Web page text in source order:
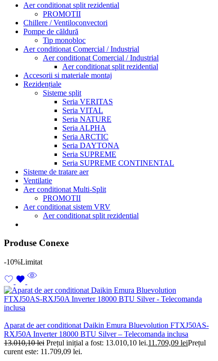
Aer conditionat split rezidential
PROMOTII
Chillere / Ventiloconvectori
Pompe de căldură
Tip monobloc
Aer conditionat Comercial / Industrial
Aer conditionat Comercial / Industrial
Aer conditionat split rezidential
Accesorii si materiale montaj
Rezidențiale
Sisteme split
Seria VERITAS
Seria VITAL
Seria NATURE
Seria ALPHA
Seria ARCTIC
Seria DAYTONA
Seria SUPREME
Seria SUPREME CONTINENTAL
Sisteme de tratare aer
Ventilatie
Aer conditionat Multi-Split
PROMOTII
Aer conditionat sistem VRV
Aer conditionat split rezidential
Produse Conexe
-10%Limitat
Aparat de aer conditionat Daikin Emura Bluevolution FTXJ50AS-
RXJ50A Inverter 18000 BTU Silver – Telecomanda inclusa
13.010,10lei Prețul inițial a fost: 13.010,10 lei.11.709,09 leiPrețul
curent este: 11.709,09 lei.